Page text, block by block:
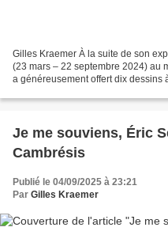
Gilles Kraemer À la suite de son
(23 mars – 22 septembre 2024) au
a généreusement offert dix dessins
​​​​​​​Je me souviens, Éric
Cambrésis
Publié le 04/09/2025 à 23:21
Par Gilles Kraemer